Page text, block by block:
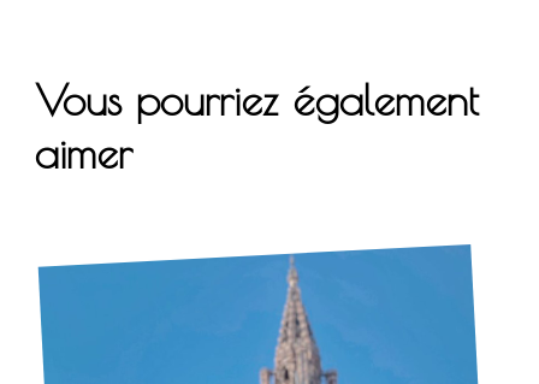
Vous pourriez également
aimer